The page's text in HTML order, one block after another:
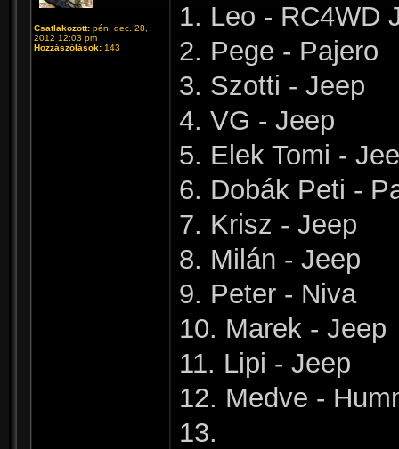
Csatlakozott: pén. dec. 28,
2012 12:03 pm
Hozzászólások: 143
1. Leo - RC4WD
2. Pege - Pajero
3. Szotti - Jeep
4. VG - Jeep
5. Elek Tomi -
6. Dobák Peti -
7. Krisz - Jeep
8. Milán - Jeep
9. Peter - Niva
10. Marek - Jeep
11. Lipi - Jeep
12. Medve -
13.